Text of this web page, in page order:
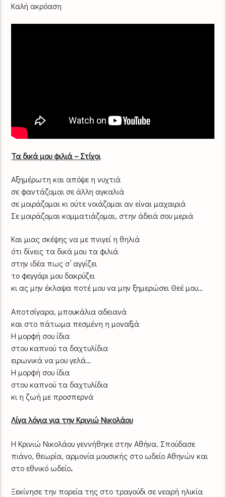
Καλή ακρόαση
Τα δικά μου φιλιά – Στίχοι
Αξημέρωτη και απόψε η νυχτιά
σε φαντάζομαι σε άλλη αγκαλιά
σε μοιράζομαι κι ούτε νοιάζομαι αν είναι μαχαιριά
Σε μοιράζομαι κομματιάζομαι, στην άδειά σου μεριά
Και μιας σκέψης να με πνιγεί η θηλιά
ότι δίνεις τα δικά μου τα φιλιά
στην ιδέα πως σ’ αγγίζει
το φεγγάρι μου δακρύζει
κι ας μην έκλαψα ποτέ μου να μην ξημερώσει Θεέ μου…
Αποτσίγαρα, μπουκάλια αδειανά
και στο πάτωμα πεσμένη η μοναξιά
Η μορφή σου ίδια
στου καπνού τα δαχτυλίδια
ειρωνικά να μου γελά…
Η μορφή σου ίδια
στου καπνού τα δαχτυλίδια
κι η ζωή με προσπερνά
Λίγα λόγια για την Κρινιώ Νικολάου
Η Κρινιώ Νικολάου γεννήθηκε στην Αθήνα. Σπούδασε
πιάνο, θεωρία, αρμονία μουσικής στο ωδείο Αθηνών και
στο εθνικό ωδείο.
Ξεκίνησε την πορεία της στο τραγούδι σε νεαρή ηλικία